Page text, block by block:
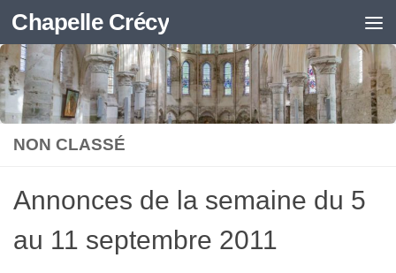
Skip to content
Chapelle Crécy
NON CLASSÉ
Annonces de la semaine du 5
au 11 septembre 2011